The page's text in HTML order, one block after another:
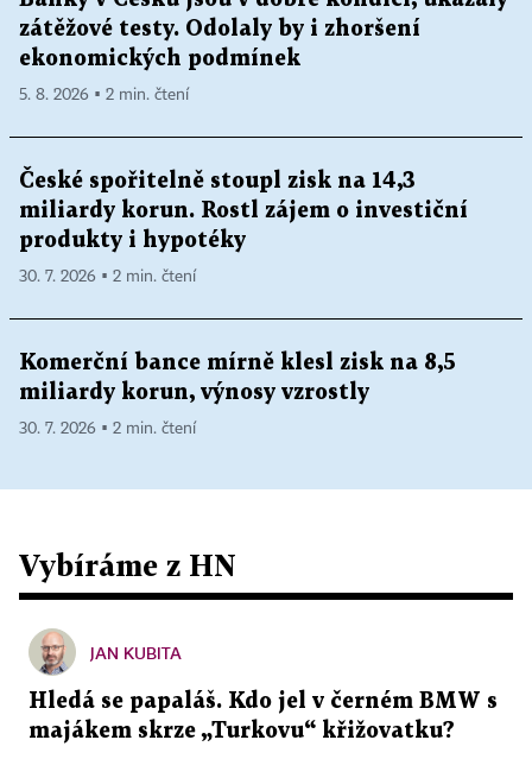
zátěžové testy. Odolaly by i zhoršení
ekonomických podmínek
5. 8. 2026 ▪ 2 min. čtení
České spořitelně stoupl zisk na 14,3
miliardy korun. Rostl zájem o investiční
produkty i hypotéky
30. 7. 2026 ▪ 2 min. čtení
Komerční bance mírně klesl zisk na 8,5
miliardy korun, výnosy vzrostly
30. 7. 2026 ▪ 2 min. čtení
Vybíráme z HN
JAN KUBITA
Hledá se papaláš. Kdo jel v černém BMW s
majákem skrze „Turkovu“ křižovatku?